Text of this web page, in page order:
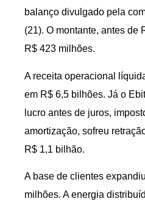
balanço divulgado pela
(21). O montante, antes de
R$ 423 milhões.
A receita operacional
em R$ 6,5 bilhões. Já o
lucro antes de juros,
amortização, sofreu
R$ 1,1 bilhão.
A base de clientes
milhões. A energia